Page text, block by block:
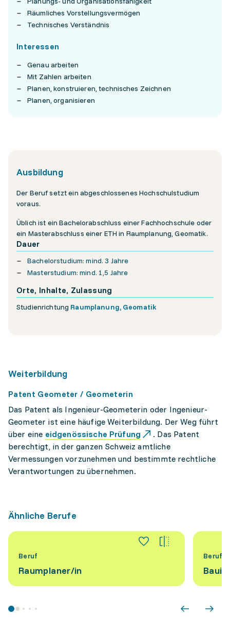
Räumliches Vorstellungsvermögen
Technisches Verständnis
Interessen
Genau arbeiten
Mit Zahlen arbeiten
Planen, konstruieren, technisches Zeichnen
Planen, organisieren
Ausbildung
Der Beruf setzt ein abgeschlossenes Hochschulstudium
voraus.
Üblich ist ein Bachelorabschluss einer Fachhochschule oder
ein Masterabschluss einer ETH in Raumplanung, Geomatik.
Dauer
Bachelorstudium: mind. 3 Jahre
Masterstudium: mind. 1,5 Jahre
Orte, Inhalte, Zulassung
Studienrichtung Raumplanung, Geomatik
Weiterbildung
Patent Geometer / Geometerin
Das Patent als Ingenieur-Geometerin oder Ingenieur-
Geometer ist eine häufige Weiterbildung. Der Weg führt
über eine eidgenössische Prüfung
. Das Patent
berechtigt, in der ganzen Schweiz amtliche
Vermessungen vorzunehmen und bestimmte rechtliche
Verantwortungen zu übernehmen.
Ähnliche Berufe
Beruf
Raumplaner/​in
Beruf